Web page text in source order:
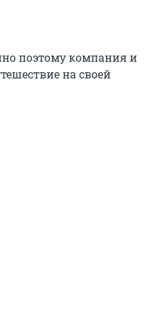
поэтому компания и
на своей